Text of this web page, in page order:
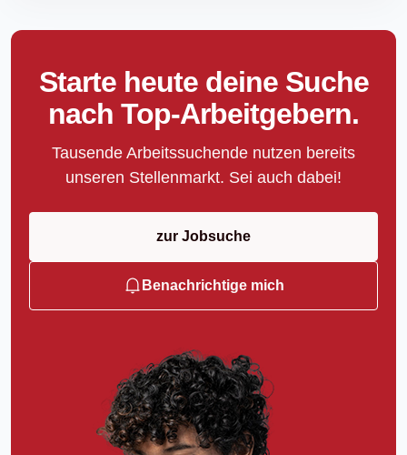
Starte heute deine Suche
nach Top-Arbeitgebern.
Tausende Arbeitssuchende nutzen bereits
unseren Stellenmarkt. Sei auch dabei!
zur Jobsuche
Benachrichtige mich